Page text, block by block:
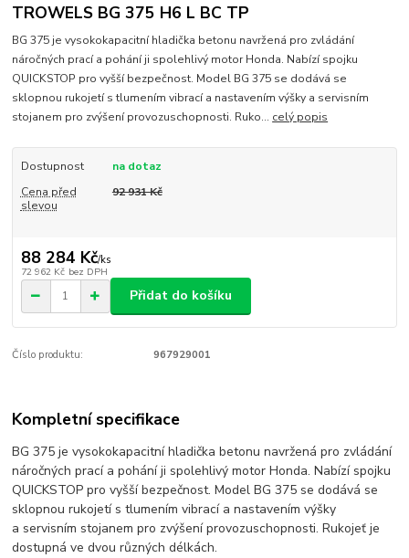
TROWELS BG 375 H6 L BC TP
BG 375 je vysokokapacitní hladička betonu navržená pro zvládání
náročných prací a pohání ji spolehlivý motor Honda. Nabízí spojku
QUICKSTOP pro vyšší bezpečnost. Model BG 375 se dodává se
sklopnou rukojetí s tlumením vibrací a nastavením výšky a servisním
stojanem pro zvýšení provozuschopnosti. Ruko... celý popis
Dostupnost
na dotaz
Cena před
slevou
92 931 Kč
88 284 Kč/ks
72 962 Kč bez DPH
Přidat do košíku
Číslo produktu: 967929001
Kompletní specifikace
BG 375 je vysokokapacitní hladička betonu navržená pro zvládání
náročných prací a pohání ji spolehlivý motor Honda. Nabízí spojku
QUICKSTOP pro vyšší bezpečnost. Model BG 375 se dodává se
sklopnou rukojetí s tlumením vibrací a nastavením výšky
a servisním stojanem pro zvýšení provozuschopnosti. Rukojeť je
dostupná ve dvou různých délkách.